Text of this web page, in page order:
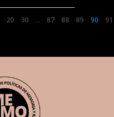
20 30 ... 87 88 89 90 91